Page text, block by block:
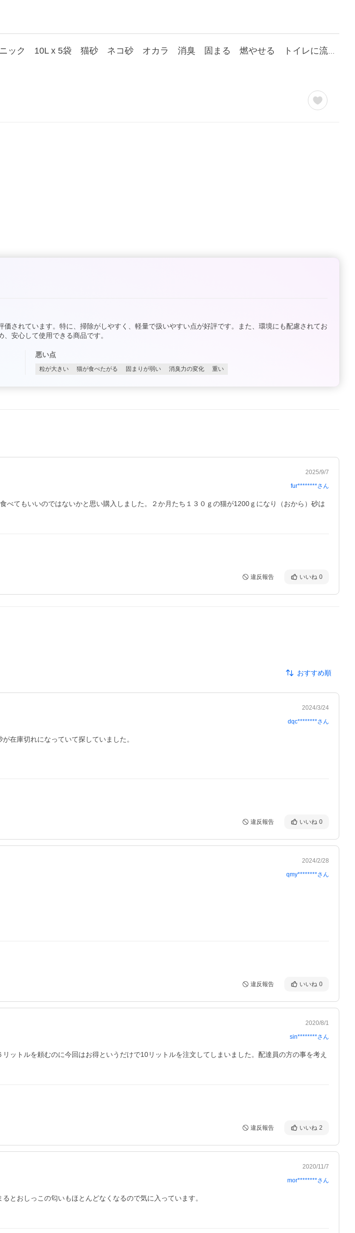
されています。特に、掃除がしやすく、軽量で扱いやすい点が好評です。また、環境にも配慮されてお
安心して使用できる商品です。
悪い点
粒が大きい 猫が食べたがる 固まりが弱い 消臭力の変化 重い
2025/9/7
fur********さん
てもいいのではないかと思い購入しました。２か月たち１３０ｇの猫が1200ｇになり（おから）砂は
違反報告 いいね 0
おすすめ順
2024/3/24
dqc********さん
在庫切れになっていて探していました。
違反報告 いいね 0
2024/2/28
qmy********さん
違反報告 いいね 0
2020/8/1
sin********さん
ットルを頼むのに今回はお得というだけで10リットルを注文してしまいました。配達員の方の事を考え
違反報告 いいね 2
2020/11/7
mor********さん
とおしっこの匂いもほとんどなくなるので気に入っています。